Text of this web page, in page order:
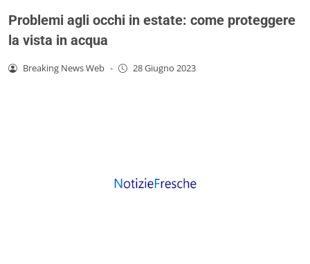
Problemi agli occhi in estate: come proteggere
la vista in acqua
Breaking News Web - 28 Giugno 2023